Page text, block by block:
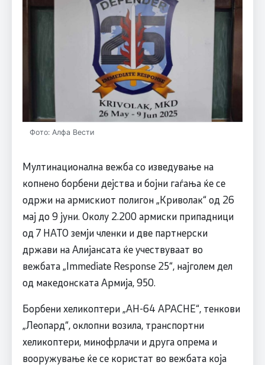
Фото: Алфа Вести
Мултинационална вежба со изведување на
копнено борбени дејства и бојни гаѓања ќе се
одржи на армискиот полигон „Криволак“ од 26
мај до 9 јуни. Околу 2.200 армиски припадници
од 7 НАТО земји членки и две партнерски
држави на Алијансата ќе учествуваат во
вежбата „Immediate Response 25“, најголем дел
од македонската Армија, 950.
Борбени хеликоптери „AH-64 APACHE“, тенкови
„Леопард“, оклопни возила, транспортни
хеликоптери, минофрлачи и друга опрема и
вооружување ќе се користат во вежбата која